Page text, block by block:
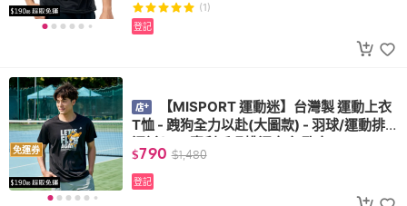
(1)
登記
免運券
【MISPORT 運動迷】台灣製 運動上衣
T恤 - 跩狗全力以赴(大圖款) - 羽球/運動排
$790 $1,480
登記